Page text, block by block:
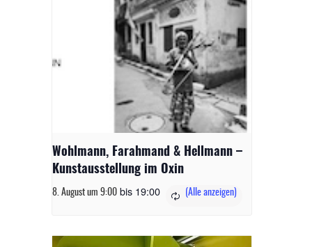
Wohlmann, Farahmand & Hellmann –
Kunstausstellung im Oxin
8. August um 9:00 bis 19:00